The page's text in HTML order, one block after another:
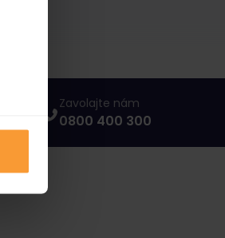
Zavolajte nám
0800 400 300